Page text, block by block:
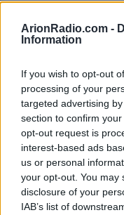
ArionRadio.com -
Information
If you wish to opt-out
processing of your
targeted advertising
section to confirm
opt-out request is
interest-based ads
us or personal
your opt-out. You may
disclosure of your
IAB’s list of